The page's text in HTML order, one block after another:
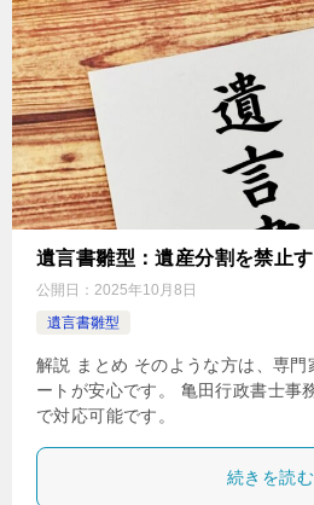
遺言書雛型：遺産分割を禁止
公開日： 2025年10月8日
遺言書雛型
解説 まとめ そのような方は、専門
ートが安心です。 亀田行政書士事
で対応可能です。
続きを読む